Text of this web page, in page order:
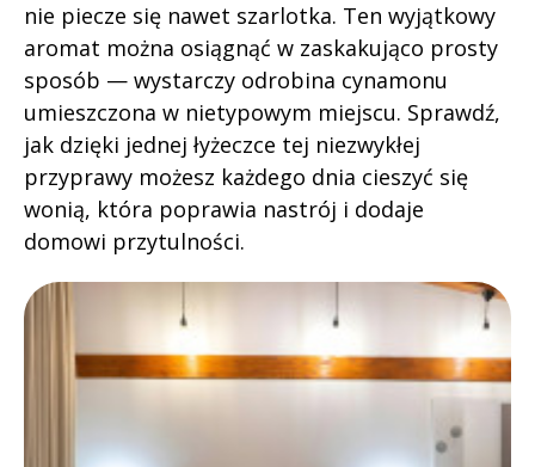
nie piecze się nawet szarlotka. Ten wyjątkowy
aromat można osiągnąć w zaskakująco prosty
sposób — wystarczy odrobina cynamonu
umieszczona w nietypowym miejscu. Sprawdź,
jak dzięki jednej łyżeczce tej niezwykłej
przyprawy możesz każdego dnia cieszyć się
wonią, która poprawia nastrój i dodaje
domowi przytulności.